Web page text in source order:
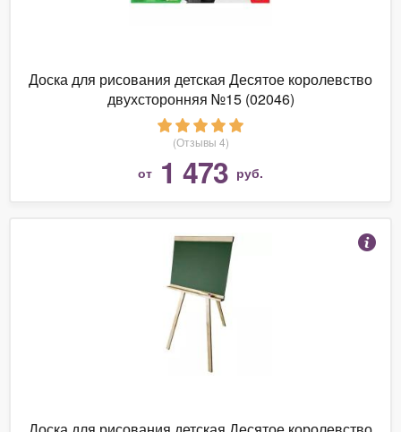
Доска для рисования детская Десятое королевство
двухсторонняя №15 (02046)
(Отзывы 4)
от 1 473 руб.